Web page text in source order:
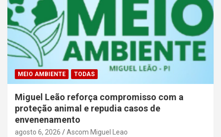
MEIO AMBIENTE TODAS
Miguel Leão reforça compromisso com a
proteção animal e repudia casos de
envenenamento
agosto 6, 2026 Ascom Miguel Leao